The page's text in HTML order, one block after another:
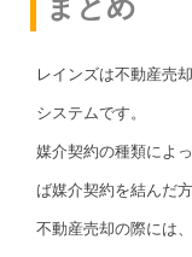
まとめ
レインズは不動産売
システムです。
媒介契約の種類によ
ば媒介契約を結んだ
不動産売却の際には